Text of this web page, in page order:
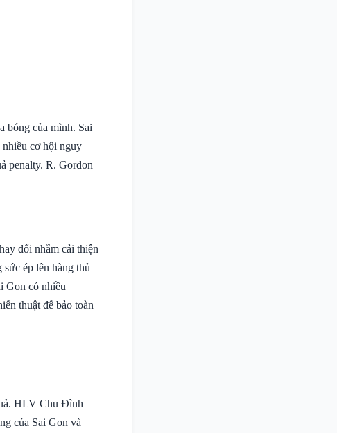
bóng của mình. Sai
nhiều cơ hội nguy
penalty. R. Gordon
đổi nhằm cải thiện
ép lên hàng thủ
Gon có nhiều
thuật để bảo toàn
HLV Chu Đình
của Sai Gon và